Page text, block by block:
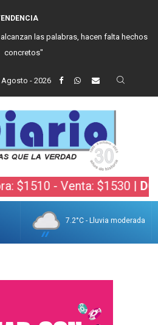
las palabras, hacen falta hechos
concretos"
Agosto - 2026
- Venta: $1530 |DÓLAR
7.2°C - Lluvia moderada